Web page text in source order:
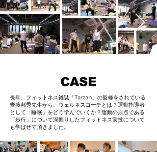
CASE
長年、フィットネス雑誌「Tarzan」の監修をされている
齊藤邦秀先生から、ウェルネスコーチとは？運動指導者
として「睡眠」をどう学んでいくか？運動の原点である
「歩行」について深掘りしたフィットネス実技について
も学ばせて頂きました。